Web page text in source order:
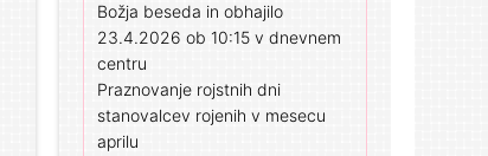
Božja beseda in obhajilo
23.4.2026 ob 10:15 v dnevnem
centru
Praznovanje rojstnih dni
stanovalcev rojenih v mesecu
aprilu